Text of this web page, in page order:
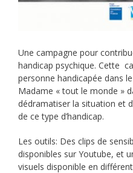
Une campagne pour
handicap psychique. Cette
personne handicapée dans
Madame « tout le monde »
dédramatiser la situation et
de ce type d’handicap.
Les outils: Des clips de
disponibles sur Youtube, et
visuels disponible en